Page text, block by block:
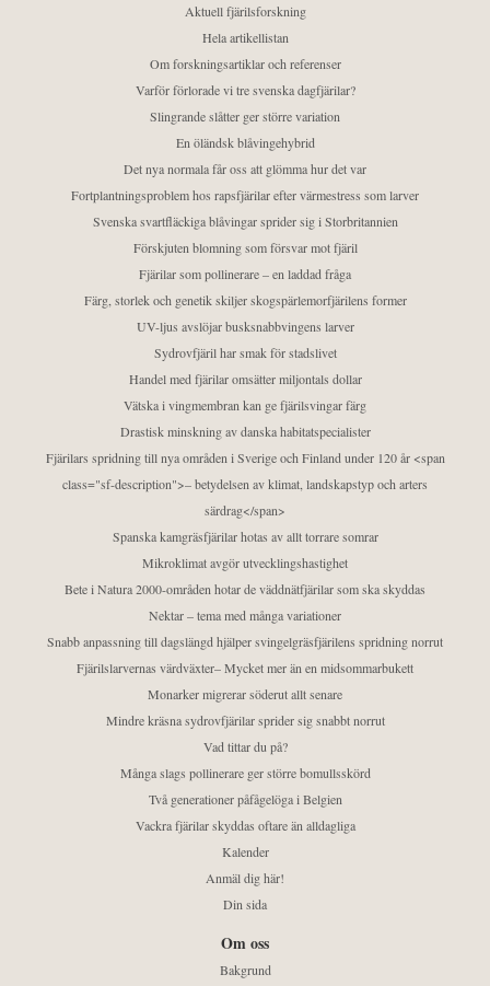
Aktuell fjärilsforskning
Hela artikellistan
Om forskningsartiklar och referenser
Varför förlorade vi tre svenska dagfjärilar?
Slingrande slåtter ger större variation
En öländsk blåvingehybrid
Det nya normala får oss att glömma hur det var
Fortplantningsproblem hos rapsfjärilar efter värmestress som larver
Svenska svartfläckiga blåvingar sprider sig i Storbritannien
Förskjuten blomning som försvar mot fjäril
Fjärilar som pollinerare – en laddad fråga
Färg, storlek och genetik skiljer skogspärlemorfjärilens former
UV-ljus avslöjar busksnabbvingens larver
Sydrovfjäril har smak för stadslivet
Handel med fjärilar omsätter miljontals dollar
Vätska i vingmembran kan ge fjärilsvingar färg
Drastisk minskning av danska habitatspecialister
Fjärilars spridning till nya områden i Sverige och Finland under 120 år <span
class="sf-description">– betydelsen av klimat, landskapstyp och arters
särdrag</span>
Spanska kamgräsfjärilar hotas av allt torrare somrar
Mikroklimat avgör utvecklingshastighet
Bete i Natura 2000-områden hotar de väddnätfjärilar som ska skyddas
Nektar – tema med många variationer
Snabb anpassning till dagslängd hjälper svingelgräsfjärilens spridning norrut
Fjärilslarvernas värdväxter– Mycket mer än en midsommarbukett
Monarker migrerar söderut allt senare
Mindre kräsna sydrovfjärilar sprider sig snabbt norrut
Vad tittar du på?
Många slags pollinerare ger större bomullsskörd
Två generationer påfågelöga i Belgien
Vackra fjärilar skyddas oftare än alldagliga
Kalender
Anmäl dig här!
Din sida
Om oss
Bakgrund